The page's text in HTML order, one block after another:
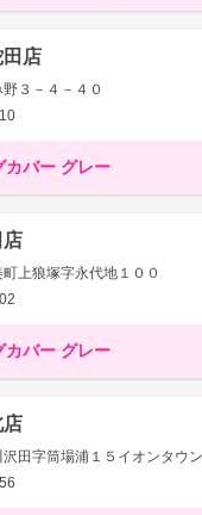
田店
３－４－４０
カバー グレー
店
上狼塚字永代地１００
カバー グレー
店
田字筒場浦１５イオンタウ